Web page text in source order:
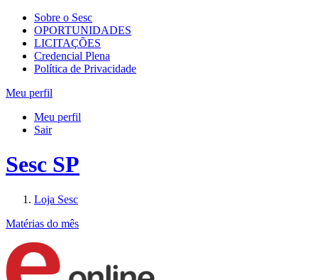
Sobre o Sesc
OPORTUNIDADES
LICITAÇÕES
Credencial Plena
Política de Privacidade
Meu perfil
Meu perfil
Sair
Sesc SP
Loja Sesc
Matérias do mês